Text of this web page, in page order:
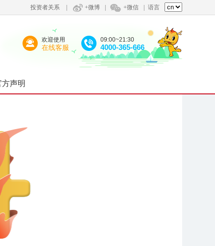
投资者关系 +微博 +微信 语言
欢迎使用
在线客服
09:00~21:30
4000-365-666
方声明